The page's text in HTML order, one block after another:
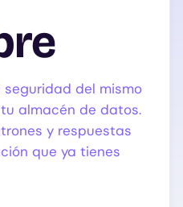
del mismo
almacén de datos.
y respuestas
que ya tienes